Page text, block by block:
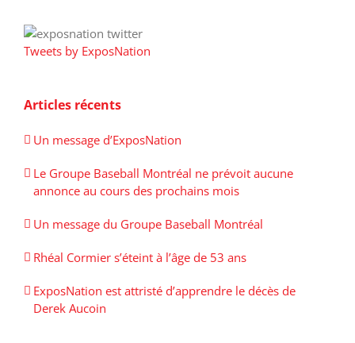
Tweets by ExposNation
Articles récents
Un message d’ExposNation
Le Groupe Baseball Montréal ne prévoit aucune
annonce au cours des prochains mois
Un message du Groupe Baseball Montréal
Rhéal Cormier s’éteint à l’âge de 53 ans
ExposNation est attristé d’apprendre le décès de
Derek Aucoin